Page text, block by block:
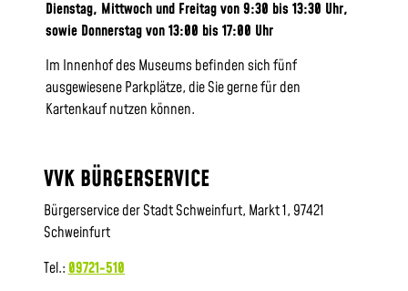
Dienstag, Mittwoch und Freitag von 9:30 bis 13:30 Uhr,
sowie Donnerstag von 13:00 bis 17:00 Uhr
Im Innenhof des Museums befinden sich fünf
ausgewiesene Parkplätze, die Sie gerne für den
Kartenkauf nutzen können.
VVK BÜRGERSERVICE
Bürgerservice der Stadt Schweinfurt, Markt 1, 97421
Schweinfurt
Tel.: 09721-510